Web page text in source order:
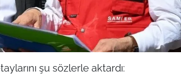
şu sözlerle aktardı: